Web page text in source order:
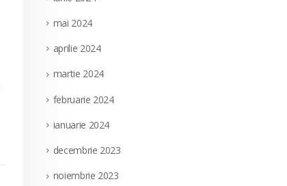
mai 2024
aprilie 2024
martie 2024
februarie 2024
ianuarie 2024
decembrie 2023
noiembrie 2023